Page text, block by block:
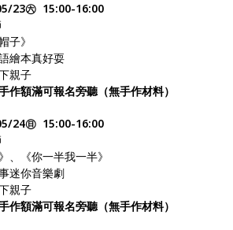
23㊅ 15:00-16:00
子》
繪本真好耍
親子
作額滿可報名旁聽（無手作材料）
24㊐ 15:00-16:00
、《你一半我一半》
迷你音樂劇
親子
作額滿可報名旁聽（無手作材料）